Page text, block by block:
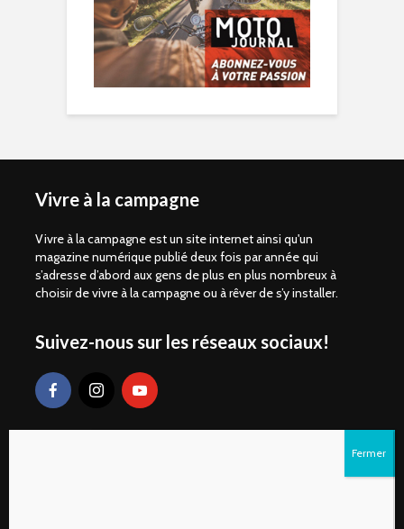
Vivre à la campagne
Vivre à la campagne est un site internet ainsi qu'un
magazine numérique publié deux fois par année qui
s’adresse d’abord aux gens de plus en plus nombreux à
choisir de vivre à la campagne ou à rêver de s’y installer.
Suivez-nous sur les réseaux sociaux!